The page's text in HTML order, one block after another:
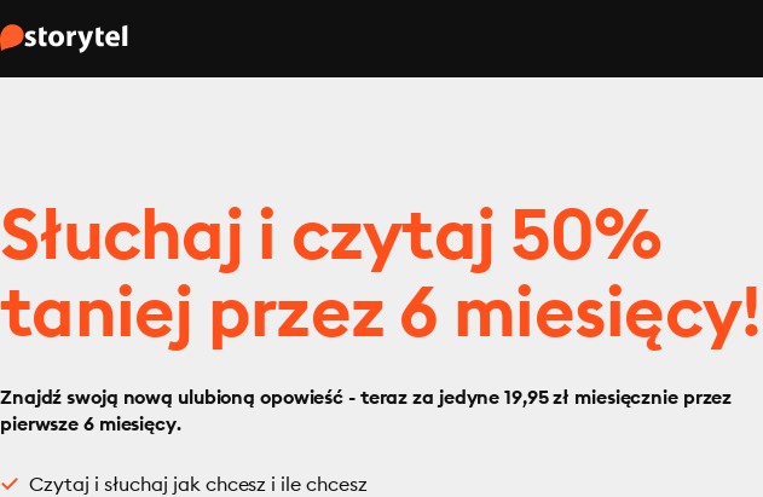
Słuchaj i czytaj 50%
taniej przez 6 miesięcy!
Znajdź swoją nową ulubioną opowieść - teraz za jedyne 19,95 zł miesięcznie przez
pierwsze 6 miesięcy.
Czytaj i słuchaj jak chcesz i ile chcesz